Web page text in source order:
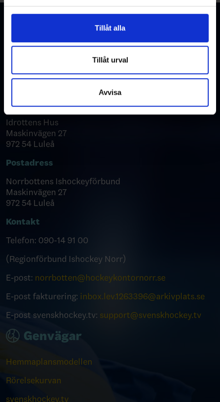
för sociala medier och analysera vår trafik. Vi
vidarebefordrar även sådana identifierare och annan
annons- och analysföretag som vi samarbetar med.
Dessa kan i sin tur kombinera informationen med annan
information som du har tillhandahållit eller som de har
samlat in när du har använt deras tjänster.
Tillåt alla
Tillåt urval
Avvisa
Kontakta oss
Besöksadress
Idrottens Hus
Maskinvägen 27
972 54 Luleå
Postadress
Norrbottens Ishockeyförbund
Maskinvägen 27
972 54 Luleå
Kontakt
Telefon: 090-14 91 00
(Regionförbund Ishockey Norr)
E-post: norrbotten@hockeykontornorr.se
E-post fakturering: inbox.lev.1263396@arkivplats.se
E-post svenskhockey.tv: support@svenskhockey.tv
Genvägar
Hemmaplansmodellen
Rörelsekurvan
svenskhockey.tv